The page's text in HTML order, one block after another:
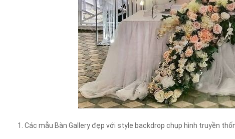
1. Các mẫu Bàn Gallery đẹp với style backdrop chụp hình truyền